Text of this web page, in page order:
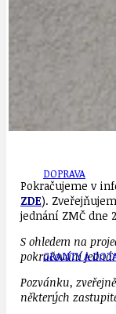
DOBRÉ ZPRÁVY
DOPORUČUJEME
DOPRAVA
GRANTY A
Pokračujeme v
ZDE).
jednání ZMČ dne
S ohledem na
pokračování
Pozvánku,
některých